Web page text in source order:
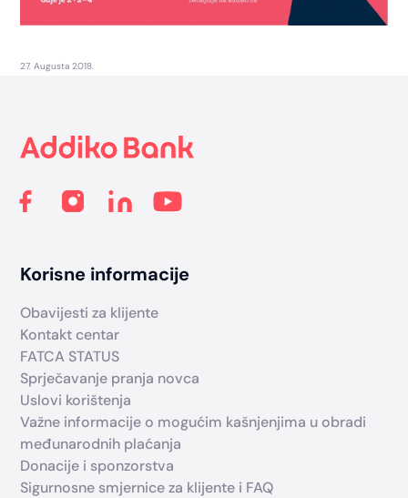
27. Augusta 2018.
Korisne informacije
Obavijesti za klijente
Kontakt centar
FATCA STATUS
Sprječavanje pranja novca
Uslovi korištenja
Važne informacije o mogućim kašnjenjima u obradi
međunarodnih plaćanja
Donacije i sponzorstva
Sigurnosne smjernice za klijente i FAQ